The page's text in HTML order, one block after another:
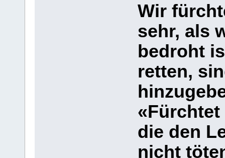
Wir
sehr, als
bedroht
retten,
die den
nicht